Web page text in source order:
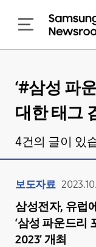
‘#삼성 파
대한 태그
4건의 글이 있
보도자료
삼성전자, 유럽
‘삼성 파운드리
2023’ 개최